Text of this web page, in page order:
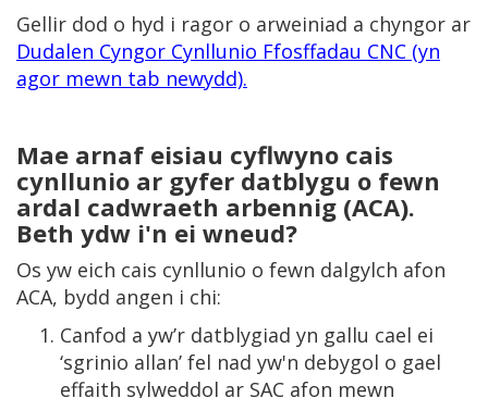
Gellir dod o hyd i ragor o arweiniad a chyngor ar
Dudalen Cyngor Cynllunio Ffosffadau CNC (yn
agor mewn tab newydd).
Mae arnaf eisiau cyflwyno cais
cynllunio ar gyfer datblygu o fewn
ardal cadwraeth arbennig (ACA).
Beth ydw i'n ei wneud?
Os yw eich cais cynllunio o fewn dalgylch afon
ACA, bydd angen i chi:
Canfod a yw’r datblygiad yn gallu cael ei
‘sgrinio allan’ fel nad yw'n debygol o gael
effaith sylweddol ar SAC afon mewn